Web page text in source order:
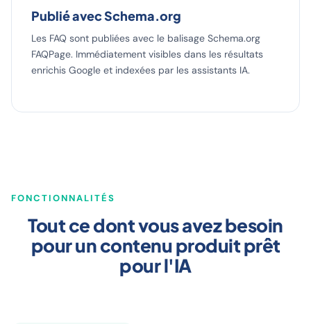
Publié avec Schema.org
Les FAQ sont publiées avec le balisage Schema.org
FAQPage. Immédiatement visibles dans les résultats
enrichis Google et indexées par les assistants IA.
FONCTIONNALITÉS
Tout ce dont vous avez besoin
pour un contenu produit prêt
pour l'IA